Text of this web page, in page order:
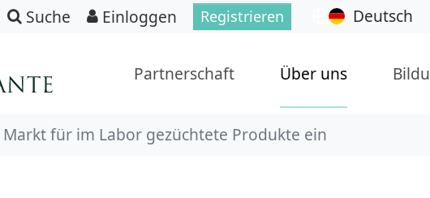
Suche Einloggen Registrieren Deutsch
Partnerschaft Über uns
für im Labor gezüchtete Produkte ein